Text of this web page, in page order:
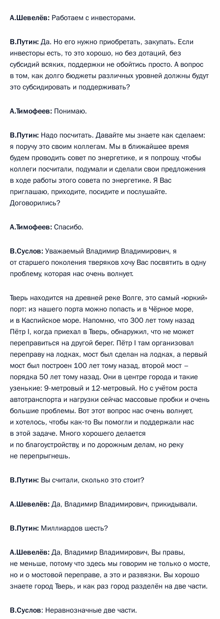
А.Шевелёв: Работаем с инвесторами.
В.Путин: Да. Но его нужно приобретать, закупать. Если
инвесторы есть, то это хорошо, но без дотаций, без
субсидий всяких, поддержки не обойтись просто. А вопрос
в том, как долго бюджеты различных уровней должны будут
это субсидировать и поддерживать?
А.Тимофеев: Понимаю.
В.Путин: Надо посчитать. Давайте мы знаете как сделаем:
я поручу это своим коллегам. Мы в ближайшее время
будем проводить совет по энергетике, и я попрошу, чтобы
коллеги посчитали, подумали и сделали свои предложения
в ходе работы этого совета по энергетике. Я Вас
приглашаю, приходите, посидите и послушайте.
Договорились?
А.Тимофеев: Спасибо.
В.Суслов: Уважаемый Владимир Владимирович, я
от старшего поколения тверяков хочу Вас посвятить в одну
проблему, которая нас очень волнует.
Тверь находится на древней реке Волге, это самый «юркий»
порт: из нашего порта можно попасть и в Чёрное море,
и в Каспийское море. Напомню, что 300 лет тому назад
Пётр I, когда приехал в Тверь, обнаружил, что не может
переправиться на другой берег. Пётр I там организовал
переправу на лодках, мост был сделан на лодках, а первый
мост был построен 100 лет тому назад, второй мост –
порядка 50 лет тому назад. Они в центре города и такие
узенькие: 9-метровый и 12-метровый. Но с учётом роста
автотранспорта и нагрузки сейчас массовые пробки и очень
большие проблемы. Вот этот вопрос нас очень волнует,
и хотелось, чтобы как‑то Вы помогли и поддержали нас
в этой задаче. Много хорошего делается
и по благоустройству, и по дорожным делам, но реку
не перепрыгнешь.
В.Путин: Вы считали, сколько это стоит?
А.Шевелёв: Да, Владимир Владимирович, прикидывали.
В.Путин: Миллиардов шесть?
А.Шевелёв: Да, Владимир Владимирович, Вы правы,
не меньше, потому что здесь мы говорим не только о мосте,
но и о мостовой переправе, а это и развязки. Вы хорошо
знаете город Тверь, и как раз город разделён на две части.
В.Суслов: Неравнозначные две части.